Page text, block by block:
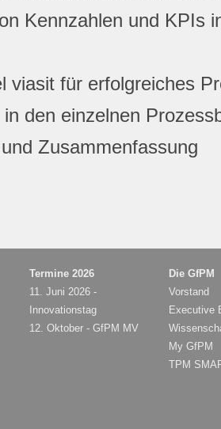
Kennzahlen und KPIs
viasit für erfolgreiches
den einzelnen
Zusammenfassung
Termine 2026
11. Juni 2026 -
Innovationstag
12. Oktober - GfPM MV
Die GfPM
Vorstand
Executive
My GfPM
TPM